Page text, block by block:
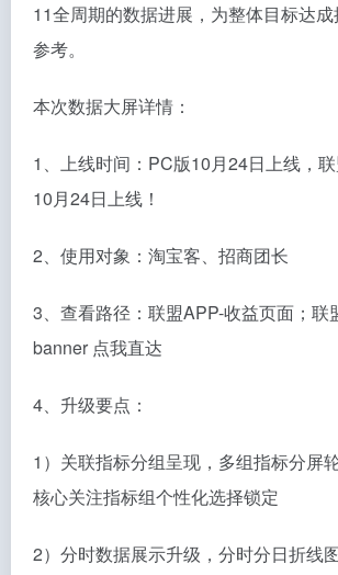
11全周期的数据进展，为整体目标达
参考。
本次数据大屏详情：
1、上线时间：PC版10月24日上线，
10月24日上线！
2、使用对象：淘宝客、招商团长
3、查看路径：联盟APP-收益页面；联
banner 点我直达
4、升级要点：
1）关联指标分组呈现，多组指标分屏
核心关注指标组个性化选择锁定
2）分时数据展示升级，分时分日折线